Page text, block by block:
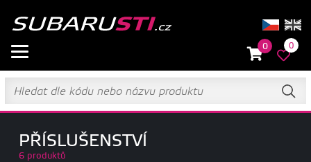
0 0
PŘÍSLUŠENSTVÍ
6 produktů